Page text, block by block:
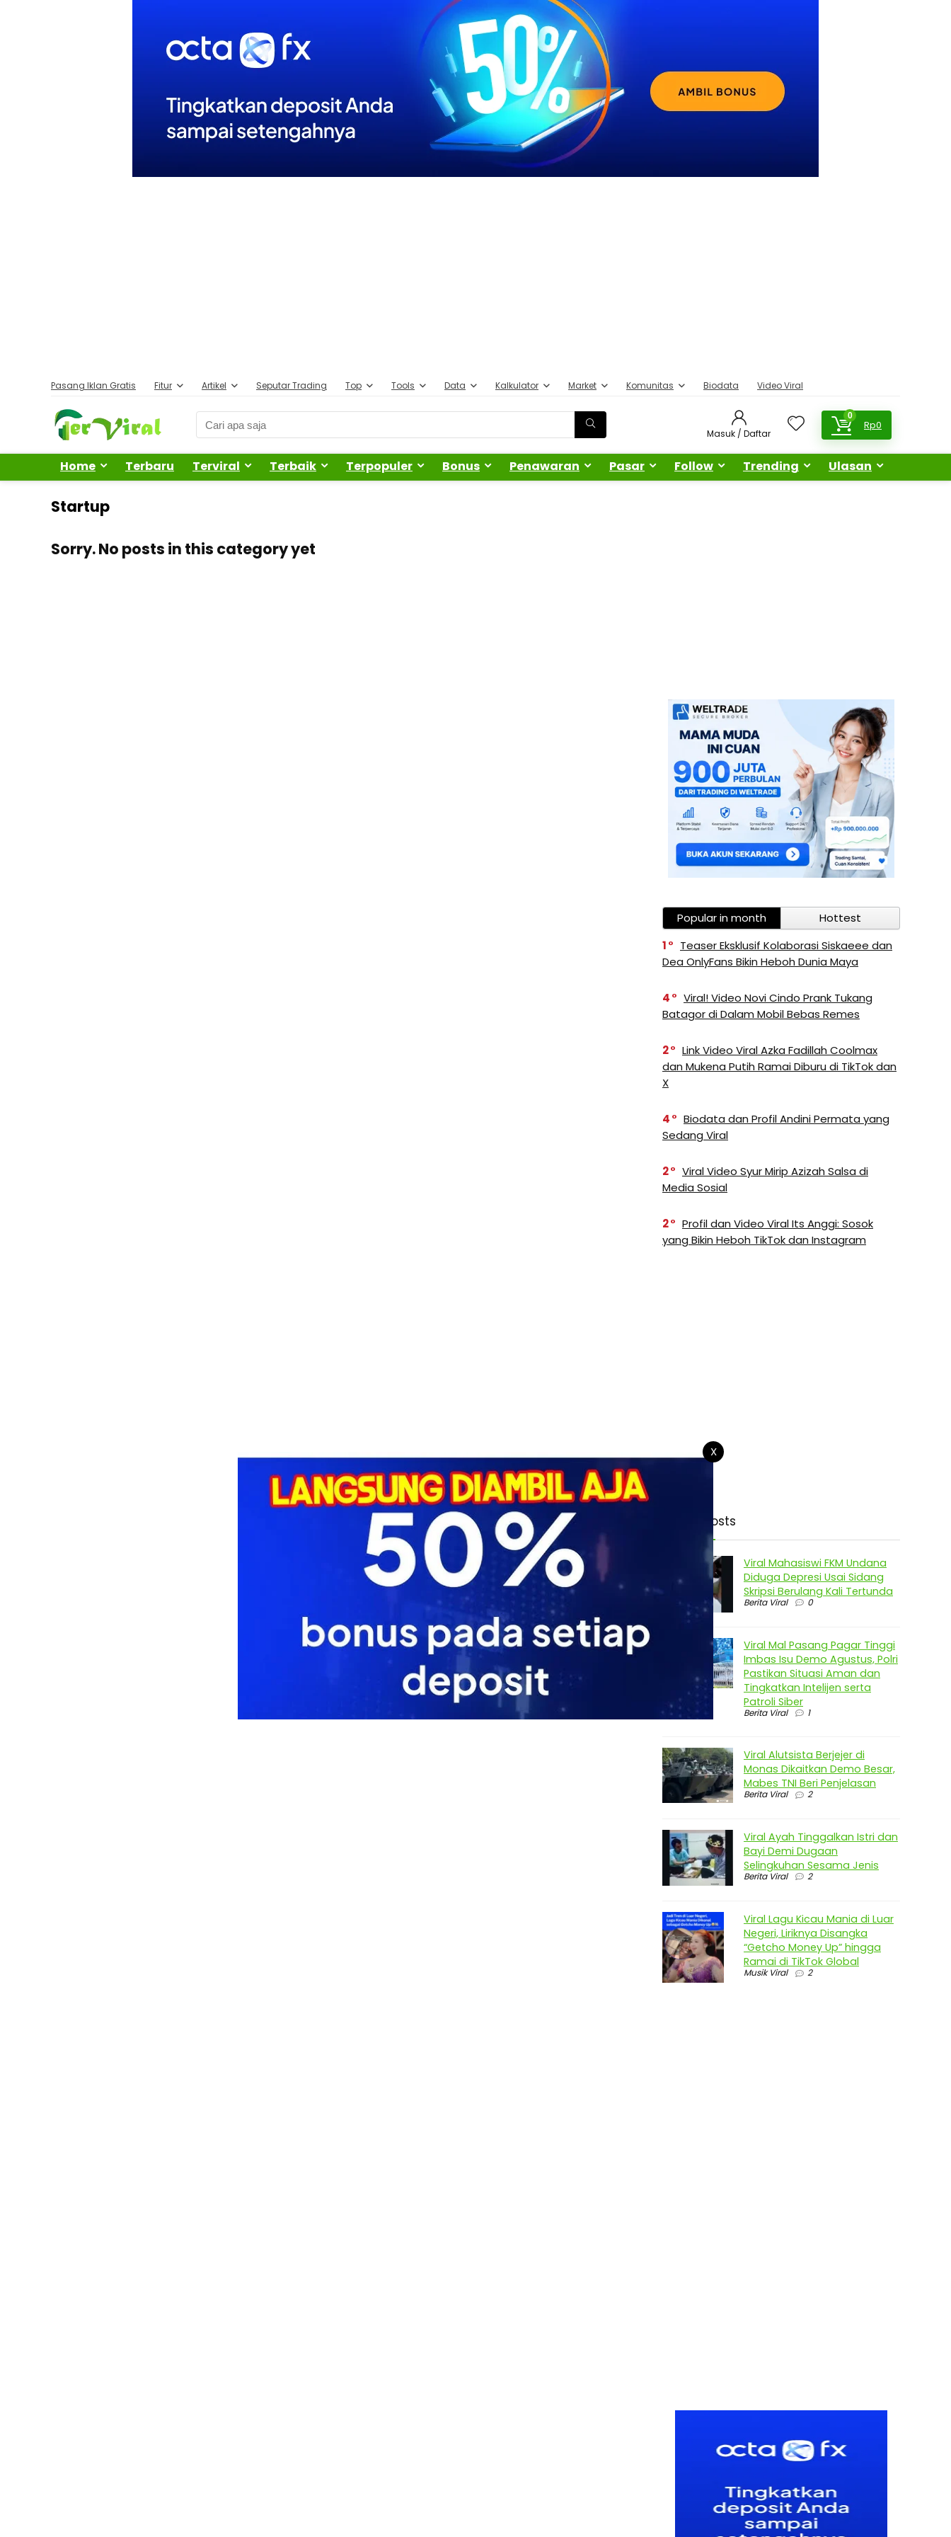
Pasang Iklan Gratis Fitur Artikel Seputar Trading Top Tools Data Kalkulator Market Komunitas Biodata Video Viral
Masuk / Daftar
0
Rp0
Home Terbaru Terviral Terbaik Terpopuler Bonus Penawaran Pasar Follow Trending Ulasan
Startup
Sorry. No posts in this category yet
Popular in month
Hottest
1
Teaser Eksklusif Kolaborasi Siskaeee dan
Dea OnlyFans Bikin Heboh Dunia Maya
4
Viral! Video Novi Cindo Prank Tukang
Batagor di Dalam Mobil Bebas Remes
2
Link Video Viral Azka Fadillah Coolmax
dan Mukena Putih Ramai Diburu di TikTok dan
X
4
Biodata dan Profil Andini Permata yang
Sedang Viral
2
Viral Video Syur Mirip Azizah Salsa di
Media Sosial
2
Profil dan Video Viral Its Anggi: Sosok
yang Bikin Heboh TikTok dan Instagram
Latest Posts
Viral Mahasiswi FKM Undana
Diduga Depresi Usai Sidang
Skripsi Berulang Kali Tertunda
Berita Viral 0
Viral Mal Pasang Pagar Tinggi
Imbas Isu Demo Agustus, Polri
Pastikan Situasi Aman dan
Tingkatkan Intelijen serta
Patroli Siber
Berita Viral 1
Viral Alutsista Berjejer di
Monas Dikaitkan Demo Besar,
Mabes TNI Beri Penjelasan
Berita Viral 2
Viral Ayah Tinggalkan Istri dan
Bayi Demi Dugaan
Selingkuhan Sesama Jenis
Berita Viral 2
Viral Lagu Kicau Mania di Luar
Negeri, Liriknya Disangka
“Getcho Money Up” hingga
Ramai di TikTok Global
Musik Viral 2
X